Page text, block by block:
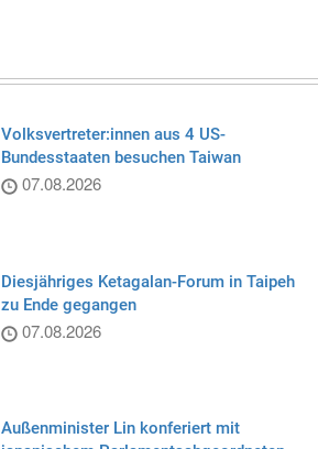
Volksvertreter:innen aus 4 US-
Bundesstaaten besuchen Taiwan
07.08.2026
Diesjähriges Ketagalan-Forum in Taipeh
zu Ende gegangen
07.08.2026
Außenminister Lin konferiert mit